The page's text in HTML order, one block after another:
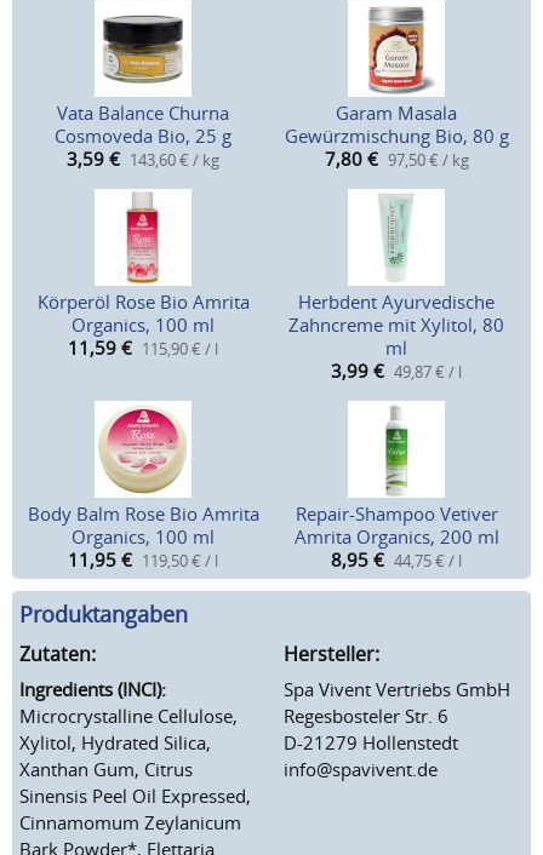
Vata Balance Churna
Cosmoveda Bio, 25 g
3,59 € 143,60 € / kg
Garam Masala
Gewürzmischung Bio, 80 g
7,80 € 97,50 € / kg
Körperöl Rose Bio Amrita
Organics, 100 ml
11,59 € 115,90 € / l
Herbdent Ayurvedische
Zahncreme mit Xylitol, 80
ml
3,99 € 49,87 € / l
Body Balm Rose Bio Amrita
Organics, 100 ml
11,95 € 119,50 € / l
Repair-Shampoo Vetiver
Amrita Organics, 200 ml
8,95 € 44,75 € / l
Produktangaben
Zutaten:
Ingredients (INCI):
Microcrystalline Cellulose,
Xylitol, Hydrated Silica,
Xanthan Gum, Citrus
Sinensis Peel Oil Expressed,
Cinnamomum Zeylanicum
Bark Powder*, Elettaria
Hersteller:
Spa Vivent Vertriebs GmbH
Regesbosteler Str. 6
D-21279 Hollenstedt
info@spavivent.de